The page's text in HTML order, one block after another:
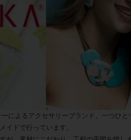
によるアクセサリーブランド。一つひと
イドで行っています。